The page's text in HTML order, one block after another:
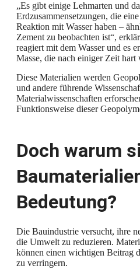
„Es gibt einige Lehmarten und
Erdzusammensetzungen, die
Reaktion mit Wasser haben –
Zement zu beobachten ist“,
reagiert mit dem Wasser und es
Masse, die nach einiger Zeit
Diese Materialien werden
und andere führende
Materialwissenschaften
Funktionsweise dieser
Doch warum
Bedeutung?
Die Bauindustrie versucht, ihre
die Umwelt zu reduzieren.
können einen wichtigen Beitrag
zu verringern.